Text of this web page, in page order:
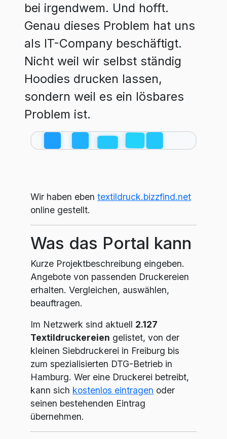
bei irgendwem. Und hofft.
Genau dieses Problem hat uns
als IT-Company beschäftigt.
Nicht weil wir selbst ständig
Hoodies drucken lassen,
sondern weil es ein lösbares
Problem ist.
Wir haben eben textildruck.bizzfind.net
online gestellt.
Was das Portal kann
Kurze Projektbeschreibung eingeben.
Angebote von passenden Druckereien
erhalten. Vergleichen, auswählen,
beauftragen.
Im Netzwerk sind aktuell 2.127
Textildruckereien gelistet, von der
kleinen Siebdruckerei in Freiburg bis
zum spezialisierten DTG-Betrieb in
Hamburg. Wer eine Druckerei betreibt,
kann sich kostenlos eintragen oder
seinen bestehenden Eintrag
übernehmen.